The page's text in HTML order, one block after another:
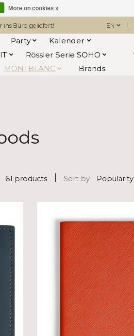
ins Büro geliefert! EN
Party
Kalender
Rössler Serie SOHO
MONTBLANC Brands
61 products Sort by Popularity
More on cookies »